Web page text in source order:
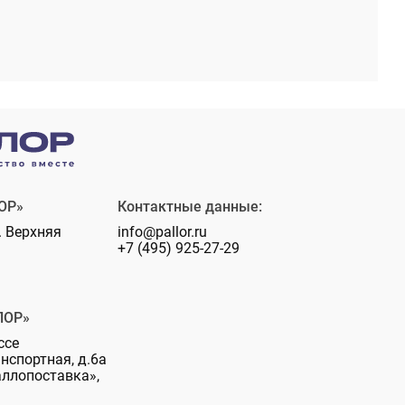
Верхняя
д.6а
Контактные данные:
info@pallor.ru
+7 (495) 925-27-29